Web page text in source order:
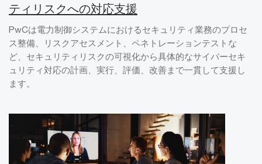
ティリスクへの対応支援
PwCは電力制御システムにおけるセキュリティ業務のプロセ
ス整備、リスクアセスメント、ペネトレーションテストな
ど、セキュリティリスクの可視化から具体的なサイバーセキ
ュリティ対応の計画、実行、評価、改善まで一貫して支援し
ます。